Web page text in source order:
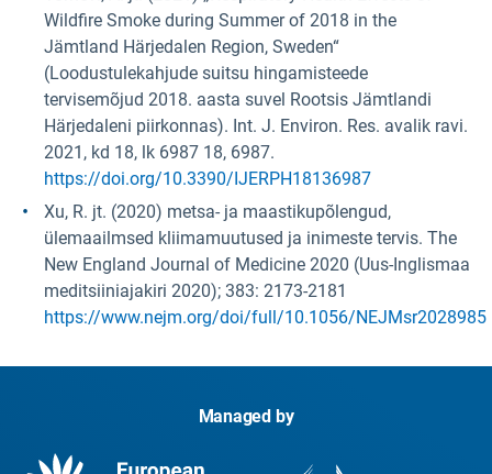
Wildfire Smoke during Summer of 2018 in the
Jämtland Härjedalen Region, Sweden“
(Loodustulekahjude suitsu hingamisteede
tervisemõjud 2018. aasta suvel Rootsis Jämtlandi
Härjedaleni piirkonnas). Int. J. Environ. Res. avalik ravi.
2021, kd 18, lk 6987 18, 6987.
https://doi.org/10.3390/IJERPH18136987
Xu, R. jt. (2020) metsa- ja maastikupõlengud,
ülemaailmsed kliimamuutused ja inimeste tervis. The
New England Journal of Medicine 2020 (Uus-Inglismaa
meditsiiniajakiri 2020); 383: 2173-2181
https://www.nejm.org/doi/full/10.1056/NEJMsr2028985
Managed by